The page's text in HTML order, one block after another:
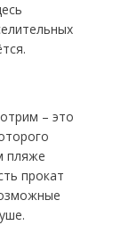
– это
пляже
прокат